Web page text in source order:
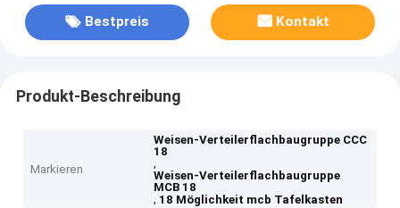
Bestpreis Kontakt
Produkt-Beschreibung
Markieren
Weisen-Verteilerflachbaugruppe CCC
18
,
Weisen-Verteilerflachbaugruppe
MCB 18
, 18 Möglichkeit mcb Tafelkasten